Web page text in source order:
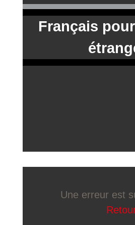
Français
Une erreur est